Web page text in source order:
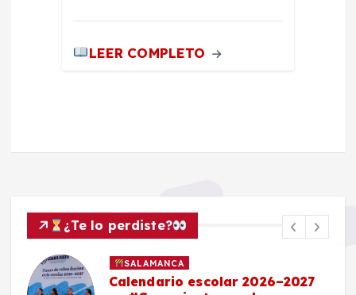
LEER COMPLETO
¿Te lo perdiste?
SALAMANCA
Calendario escolar 2026–2027